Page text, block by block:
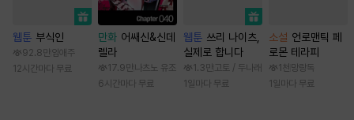
웹툰 부식인
92.8만 임애주
12시간마다 무료
만화 어쌔신&신데
렐라
17.9만 나츠노 유조
6시간마다 무료
웹툰 쓰리 나이츠,
실제로 합니다
1.3만 고토 / 두나래
1일마다 무료
소설 언로맨틱 페
로몬 테라피
1천 망랑독
1일마다 무료